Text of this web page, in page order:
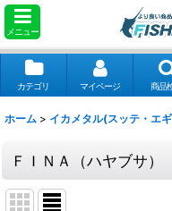
メニュー
カテゴリ マイページ 商品
ホーム > イカメタル(スッテ・エ
ＦＩＮＡ（ハヤブサ）